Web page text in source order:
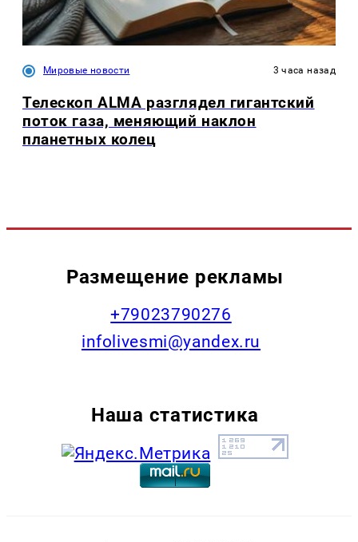
Мировые новости 3 часа назад
Телескоп ALMA разглядел гигантский
поток газа, меняющий наклон
планетных колец
Размещение рекламы
+79023790276
infolivesmi@yandex.ru
Наша статистика